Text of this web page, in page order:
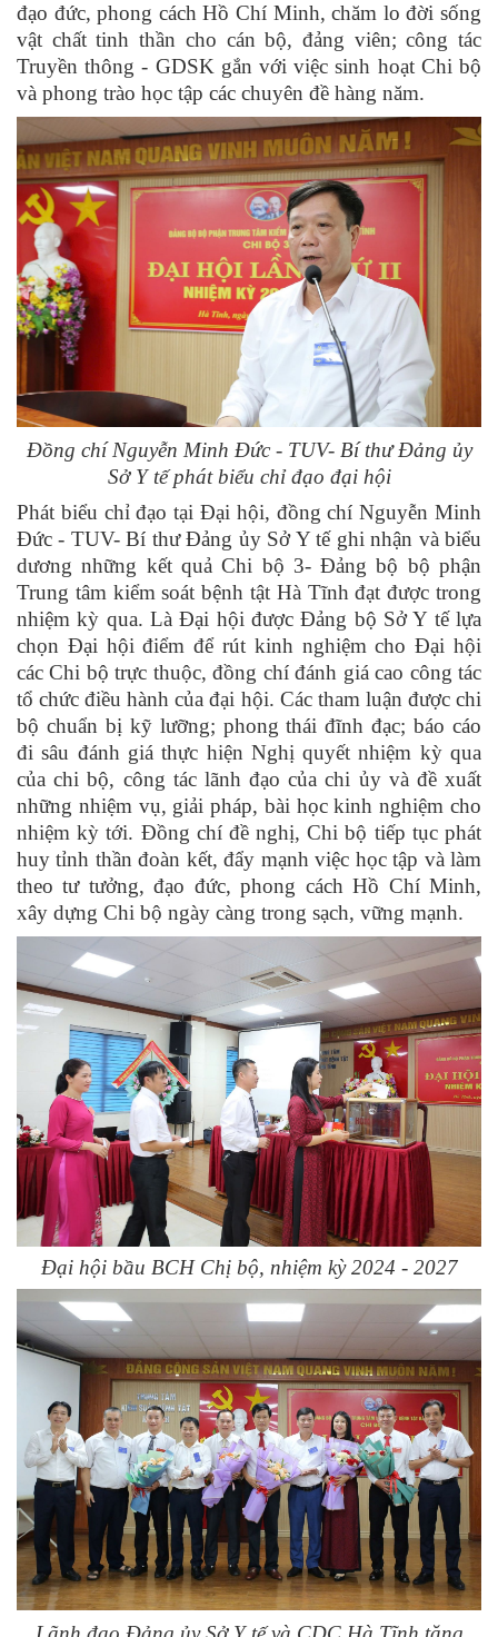
đạo đức, phong cách Hồ Chí Minh, chăm lo đời sống
vật chất tinh thần cho cán bộ, đảng viên; công tác
Truyền thông - GDSK gắn với việc sinh hoạt Chi bộ
và phong trào học tập các chuyên đề hàng năm.
Đồng chí Nguyễn Minh Đức - TUV- Bí thư Đảng ủy
Sở Y tế phát biểu chỉ đạo đại hội
Phát biểu chỉ đạo tại Đại hội, đồng chí Nguyễn Minh
Đức - TUV- Bí thư Đảng ủy Sở Y tế ghi nhận và biểu
dương những kết quả Chi bộ 3- Đảng bộ bộ phận
Trung tâm kiểm soát bệnh tật Hà Tĩnh đạt được trong
nhiệm kỳ qua. Là Đại hội được Đảng bộ Sở Y tế lựa
chọn Đại hội điểm để rút kinh nghiệm cho Đại hội
các Chi bộ trực thuộc, đồng chí đánh giá cao công tác
tổ chức điều hành của đại hội. Các tham luận được chi
bộ chuẩn bị kỹ lưỡng; phong thái đĩnh đạc; báo cáo
đi sâu đánh giá thực hiện Nghị quyết nhiệm kỳ qua
của chi bộ, công tác lãnh đạo của chi ủy và đề xuất
những nhiệm vụ, giải pháp, bài học kinh nghiệm cho
nhiệm kỳ tới. Đồng chí đề nghị, Chi bộ tiếp tục phát
huy tỉnh thần đoàn kết, đẩy mạnh việc học tập và làm
theo tư tưởng, đạo đức, phong cách Hồ Chí Minh,
xây dựng Chi bộ ngày càng trong sạch, vững mạnh.
Đại hội bầu BCH Chị bộ, nhiệm kỳ 2024 - 2027